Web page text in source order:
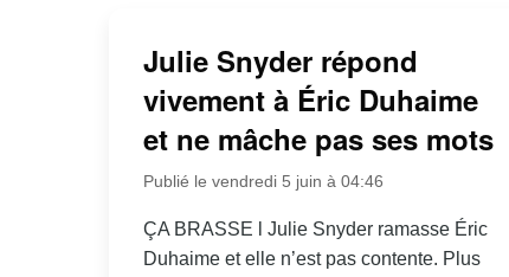
Julie Snyder répond
vivement à Éric Duhaime
et ne mâche pas ses mots
Publié le vendredi 5 juin à 04:46
ÇA BRASSE l Julie Snyder ramasse Éric
Duhaime et elle n’est pas contente. Plus